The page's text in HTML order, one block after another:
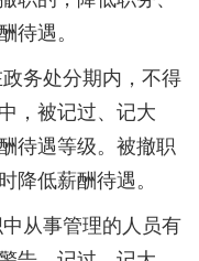
待遇。
务处分期内，不得
，被记过、记大
待遇等级。被撤职
降低薪酬待遇。
从事管理的人员有